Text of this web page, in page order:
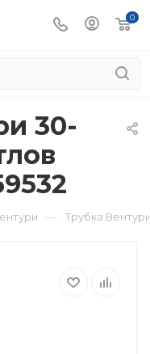
0
30-
— Трубка